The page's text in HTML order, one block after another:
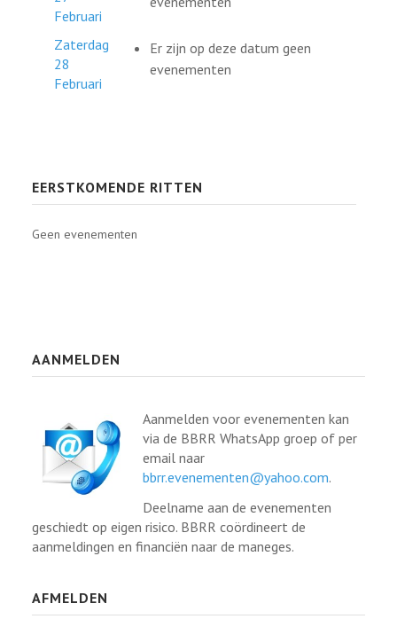
Februari
Zaterdag
28
Februari
Er zijn op deze datum geen
evenementen
EERSTKOMENDE RITTEN
Geen evenementen
AANMELDEN
Aanmelden voor evenementen kan
via de BBRR WhatsApp groep of per
email naar
bbrr.evenementen@yahoo.com.
Deelname aan de evenementen
geschiedt op eigen risico. BBRR coördineert de
aanmeldingen en financiën naar de maneges.
AFMELDEN